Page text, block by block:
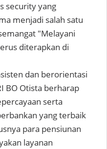
security yang
menjadi salah satu
"Melayani
diterapkan di
dan berorientasi
BO Otista berharap
serta
yang terbaik
para pensiunan
layanan